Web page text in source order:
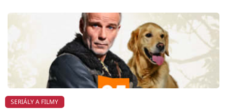
SERIÁLY A FILMY